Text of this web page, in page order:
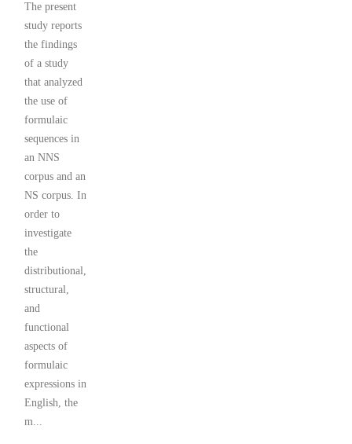
The present
study reports
the findings
of a study
that analyzed
the use of
formulaic
sequences in
an NNS
corpus and an
NS corpus. In
order to
investigate
the
distributional,
structural,
and
functional
aspects of
formulaic
expressions in
English, the
m...